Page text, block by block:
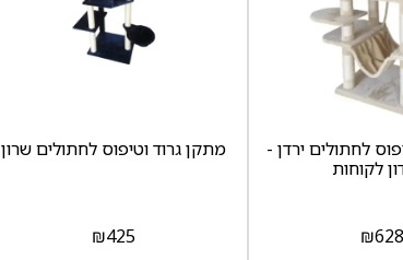
לחתולים ירדן -
לקוחות
₪628
מתקן גרוד וטיפוס לחתולים שרון
₪425